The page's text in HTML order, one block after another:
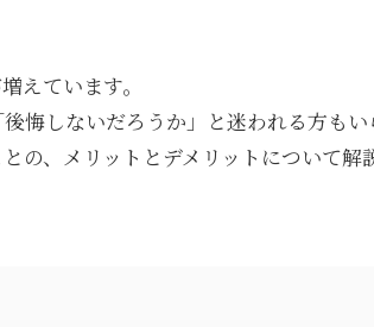
えています。
悔しないだろうか」と迷われる方もい
、メリットとデメリットについて解